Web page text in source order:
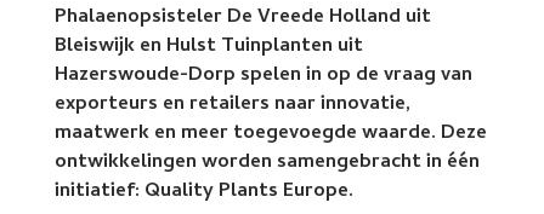
Phalaenopsisteler De Vreede Holland uit
Bleiswijk en Hulst Tuinplanten uit
Hazerswoude-Dorp spelen in op de vraag van
exporteurs en retailers naar innovatie,
maatwerk en meer toegevoegde waarde. Deze
ontwikkelingen worden samengebracht in één
initiatief: Quality Plants Europe.